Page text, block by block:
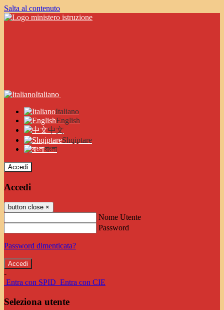
Salta al contenuto
Italiano
Italiano
English
中文
Shqiptare
বাংলা
Accedi
Accedi
button close ×
Nome Utente
Password
Password dimenticata?
-
Entra con SPID Entra con CIE
Seleziona utente